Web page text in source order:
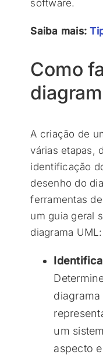
software.
Saiba mais:
Como
A criação de
várias etapas,
identificação
desenho do
ferramentas
um guia geral
diagrama UML:
um
aspecto